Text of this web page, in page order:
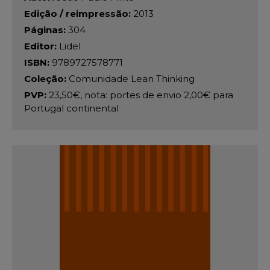
Edição / reimpressão: 2013
Páginas: 304
Editor: Lidel
ISBN: 9789727578771
Coleção: Comunidade Lean Thinking
PVP: 23,50€, nota: portes de envio 2,00€ para
Portugal continental